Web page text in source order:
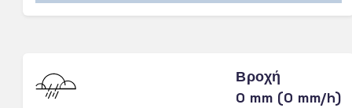
Βροχή
0 mm (0 mm/h)